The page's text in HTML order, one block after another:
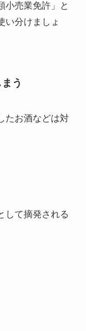
小売業免許」と
い分けましょ
う
たお酒などは対
して摘発される